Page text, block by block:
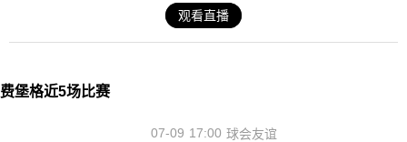
观看直播
费堡格近5场比赛
17:00
07-09 球会友谊